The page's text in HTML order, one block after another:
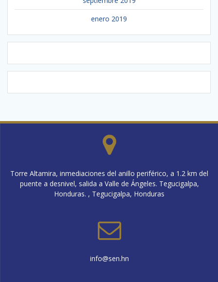
enero 2019
Torre Altamira, inmediaciones del anillo periférico, a 1.2 km del
puente a desnivel, salida a Valle de Ángeles. Tegucigalpa,
Honduras. , Tegucigalpa, Honduras
info@sen.hn